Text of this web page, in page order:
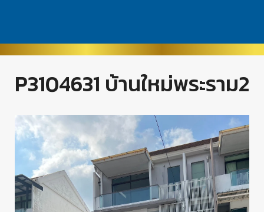
P3104631 บ้านใหม่พระราม2